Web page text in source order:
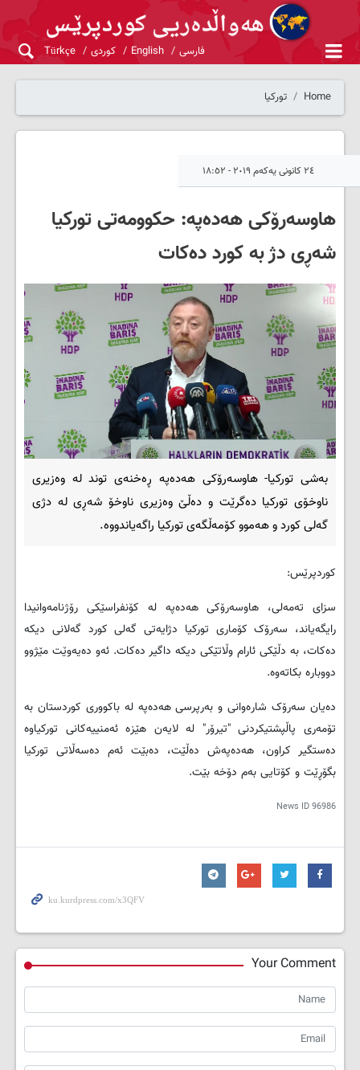
فارسی English کوردی Türkçe
Home تورکیا
٢٤ کانونی یەکەم ٢٠١٩ - ١٨:٥٢
هاوسەرۆکی هەدەپە: حکوومەتی تورکیا
شەڕی دژ بە کورد دەکات
بەشی تورکیا- هاوسەرۆکی هەدەپە ڕەخنەی توند لە وەزیری
ناوخۆی تورکیا دەگرێت و دەڵێ وەزیری ناوخۆ شەڕی لە دژی
گەلی کورد و هەموو کۆمەڵگەی تورکیا راگەیاندووە.
کوردپرێس:
سزای تەمەلی، هاوسەرۆکی هەدەپە لە کۆنفراسێکی رۆژنامەوانیدا
رایگەیاند، سەرۆک کۆماری تورکیا دژایەتی گەلی کورد گەلانی دیکە
دەکات، بە دڵێکی ئارام وڵاتێکی دیکە داگیر دەکات. ئەو دەیەوێت مێژوو
دووبارە بکاتەوە.
دەیان سەرۆک شارەوانی و بەرپرسی هەدەپە لە باکووری کوردستان بە
تۆمەری پاڵپشتیکردنی "تیرۆر" لە لایەن هێزە ئەمنییەکانی تورکیاوە
دەستگیر کراون، هەدەپەش دەڵێت، دەبێت ئەم دەسەڵاتی تورکیا
بگۆڕێت و کۆتایی بەم دۆخە بێت.
News ID96986
Your Comment